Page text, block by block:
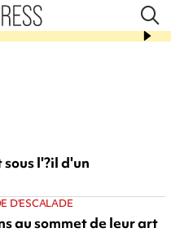
l'?il d'un
D'ESCALADE
au sommet de leur art